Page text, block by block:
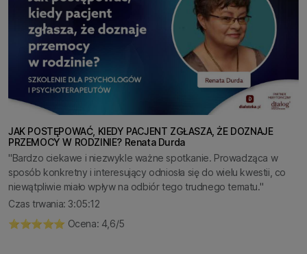
JAK POSTĘPOWAĆ, KIEDY PACJENT ZGŁASZA, ŻE DOZNAJE
PRZEMOCY W RODZINIE? Renata Durda
"Bardzo ciekawe i niezwykle ważne spotkanie. Prowadząca w
sposób konkretny i interesujący odniosła się do wielu kwestii, co
niewątpliwie miało wpływ na odbiór tego trudnego tematu."
Czas trwania: 3:05:12
⭐️⭐️⭐️⭐️⭐️ Ocena: 4,6/5